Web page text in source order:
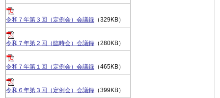
令和７年第３回（定例会）会議録 （329KB）
令和７年第２回（臨時会）会議録 （280KB）
令和７年第１回（定例会）会議録 （465KB）
令和６年第３回（定例会）会議録 （399KB）